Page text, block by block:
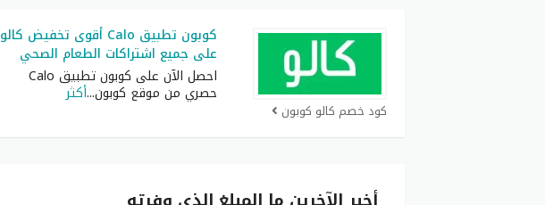
كود خصم كالو كوبون
كوبون تطبيق Calo أقوى تخفيض كالو
على جميع اشتراكات الطعام الصحي
احصل الآن على كوبون تطبيق Calo
حصري من موقع كوبون...أكثر